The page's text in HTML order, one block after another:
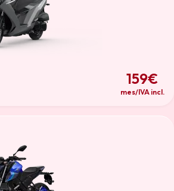
159€
mes/IVA incl.